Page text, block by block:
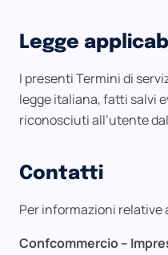
Legge
I presenti Termini di
legge italiana, fatti salvi
riconosciuti all’utente
Contatti
Per informazioni relative
Confcommercio –